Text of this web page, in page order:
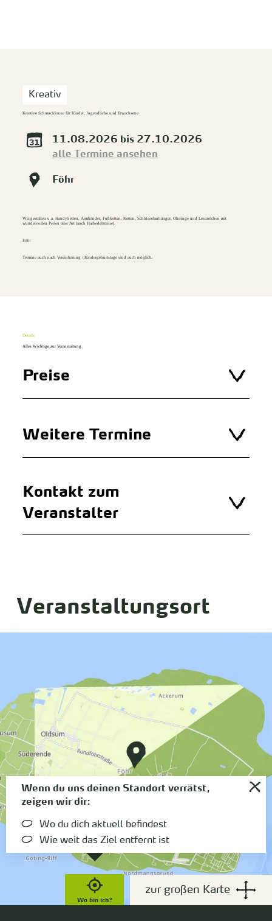
Kreativ
Kreative Schmuckkurse für Kinder, Jugendliche und Erwachsene
11.08.2026 bis 27.10.2026
alle Termine ansehen
Föhr
Wir gestalten u.a. Handyketten, Armbänder, Fußketten, Ketten, Schlüsselanhänger, Ohrringe und Lesezeichen mit
wundervollen Perlen aller Art (auch Halbedelsteine).
Info:
Termine auch nach Vereinbarung / Kindergeburtstage sind auch möglich.
Details
Alles Wichtige zur Veranstaltung
Preise
Weitere Termine
Kontakt zum
Veranstalter
Veranstaltungsort
Wo bin ich?
Wenn du uns deinen Standort verrätst,
zeigen wir dir:
Wo du dich aktuell befindest
Wie weit das Ziel entfernt ist
zur großen Karte